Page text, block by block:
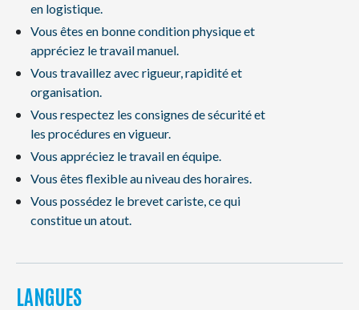
en logistique.
Vous êtes en bonne condition physique et
appréciez le travail manuel.
Vous travaillez avec rigueur, rapidité et
organisation.
Vous respectez les consignes de sécurité et
les procédures en vigueur.
Vous appréciez le travail en équipe.
Vous êtes flexible au niveau des horaires.
Vous possédez le brevet cariste, ce qui
constitue un atout.
LANGUES